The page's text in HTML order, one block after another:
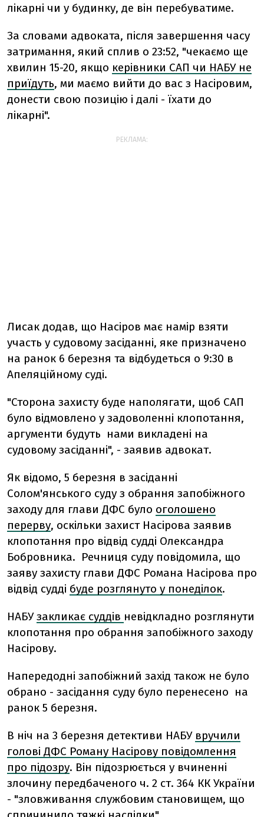
лікарні чи у будинку, де він перебуватиме.
За словами адвоката, після завершення часу
затримання, який сплив о 23:52, "чекаємо ще
хвилин 15-20, якщо керівники САП чи НАБУ не
приїдуть, ми маємо вийти до вас з Насіровим,
донести свою позицію і далі - їхати до
лікарні".
РЕКЛАМА:
Лисак додав, що Насіров має намір взяти
участь у судовому засіданні, яке призначено
на ранок 6 березня та відбудеться о 9:30 в
Апеляційному суді.
"Сторона захисту буде наполягати, щоб САП
було відмовлено у задоволенні клопотання,
аргументи будуть нами викладені на
судовому засіданні", - заявив адвокат.
Як відомо, 5 березня в засіданні
Солом'янського суду з обрання запобіжного
заходу для глави ДФС було оголошено
перерву, оскільки захист Насірова заявив
клопотання про відвід судді Олександра
Бобровника. Речниця суду повідомила, що
заяву захисту глави ДФС Романа Насірова про
відвід судді буде розглянуто у понеділок.
НАБУзакликає суддів невідкладно розглянути
клопотання про обрання запобіжного заходу
Насірову.
Напередодні запобіжний захід також не було
обрано - засідання суду було перенесено на
ранок 5 березня.
В ніч на 3 березня детективи НАБУ вручили
голові ДФС Роману Насірову повідомлення
про підозру. Він підозрюється у вчиненні
злочину передбаченого ч. 2 ст. 364 КК України
- "зловживання службовим становищем, що